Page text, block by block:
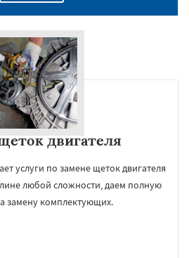
двигателя
услуги по замене щеток двигателя
любой сложности, даем полную
замену комплектующих.